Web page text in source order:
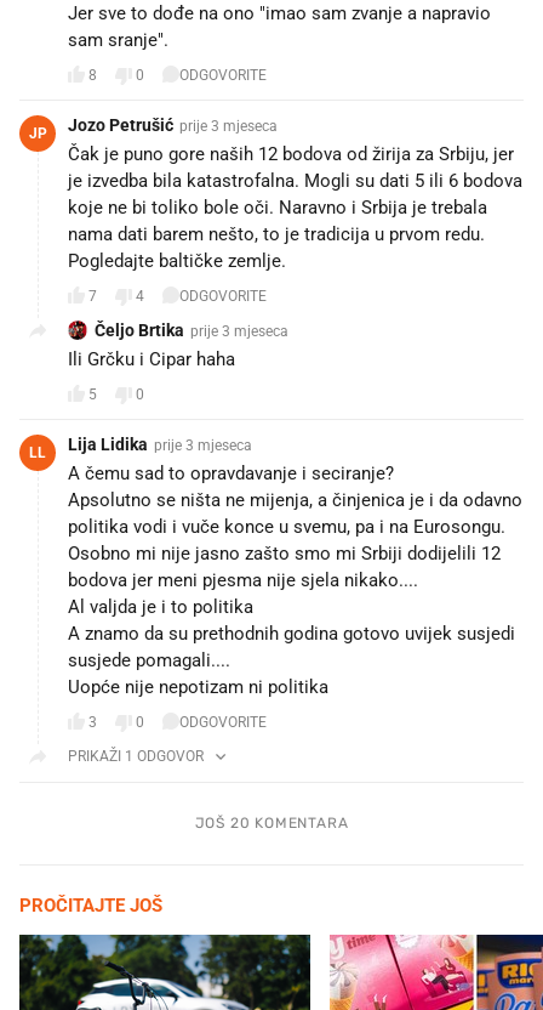
Jer sve to dođe na ono "imao sam zvanje a napravio
sam sranje".
8 0 ODGOVORITE
JP Jozo Petrušić prije 3 mjeseca
Čak je puno gore naših 12 bodova od žirija za Srbiju, jer
je izvedba bila katastrofalna. Mogli su dati 5 ili 6 bodova
koje ne bi toliko bole oči. Naravno i Srbija je trebala
nama dati barem nešto, to je tradicija u prvom redu.
Pogledajte baltičke zemlje.
7 4 ODGOVORITE
Čeljo Brtika prije 3 mjeseca
Ili Grčku i Cipar haha
5 0
LL Lija Lidika prije 3 mjeseca
A čemu sad to opravdavanje i seciranje?
Apsolutno se ništa ne mijenja, a činjenica je i da odavno
politika vodi i vuče konce u svemu, pa i na Eurosongu.
Osobno mi nije jasno zašto smo mi Srbiji dodijelili 12
bodova jer meni pjesma nije sjela nikako....
Al valjda je i to politika
A znamo da su prethodnih godina gotovo uvijek susjedi
susjede pomagali....
Uopće nije nepotizam ni politika
3 0
ODGOVORITE
PRIKAŽI 1 ODGOVOR
JOŠ 20 KOMENTARA
PROČITAJTE JOŠ